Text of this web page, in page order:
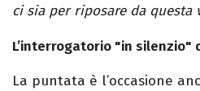
ci sia per riposare da questa
L’interrogatorio "in silenzio"
La puntata è l’occasione